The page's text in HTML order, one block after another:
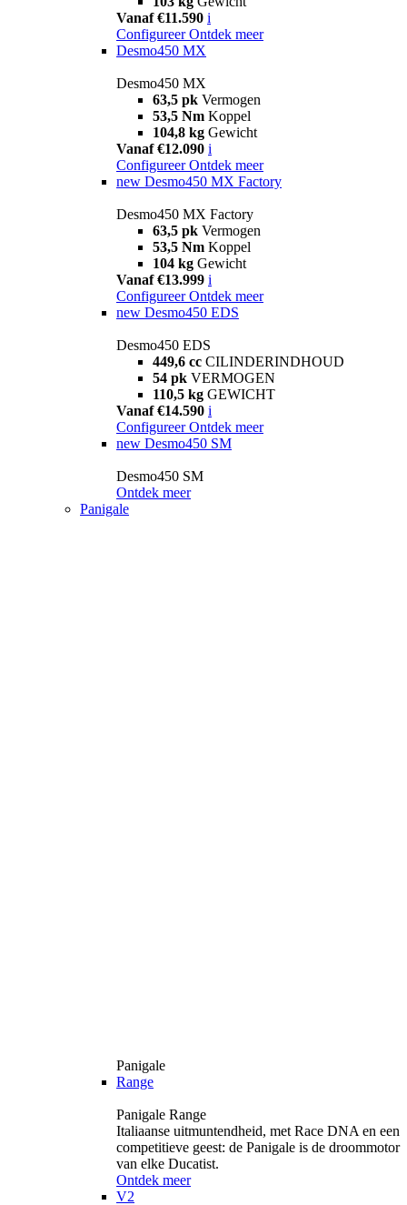
Vanaf €11.590 i
Configureer Ontdek meer
Desmo450 MX
Desmo450 MX
63,5 pk Vermogen
53,5 Nm Koppel
104,8 kg Gewicht
Vanaf €12.090 i
Configureer Ontdek meer
new Desmo450 MX Factory
Desmo450 MX Factory
63,5 pk Vermogen
53,5 Nm Koppel
104 kg Gewicht
Vanaf €13.999 i
Configureer Ontdek meer
new Desmo450 EDS
Desmo450 EDS
449,6 cc CILINDERINDHOUD
54 pk VERMOGEN
110,5 kg GEWICHT
Vanaf €14.590 i
Configureer Ontdek meer
new Desmo450 SM
Desmo450 SM
Ontdek meer
Panigale
Panigale
Range
Panigale Range
Italiaanse uitmuntendheid, met Race DNA en een
competitieve geest: de Panigale is de droommotor
van elke Ducatist.
Ontdek meer
V2